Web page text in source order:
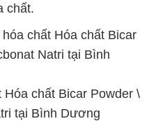
chất.
chất Hóa chất Bicar
Natri tại Bình
chất Bicar Powder \
tại Bình Dương